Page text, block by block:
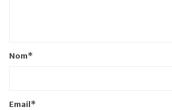
Nom*
Email*